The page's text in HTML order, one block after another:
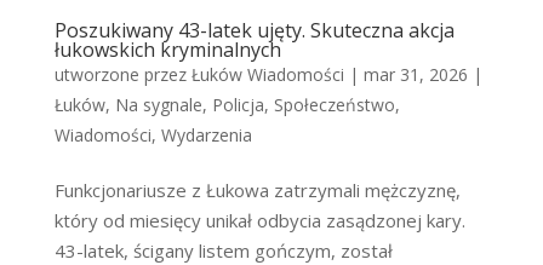
Poszukiwany 43-latek ujęty. Skuteczna akcja
łukowskich kryminalnych
utworzone przez Łuków Wiadomości | mar 31, 2026 |
Łuków, Na sygnale, Policja, Społeczeństwo,
Wiadomości, Wydarzenia
Funkcjonariusze z Łukowa zatrzymali mężczyznę,
który od miesięcy unikał odbycia zasądzonej kary.
43-latek, ścigany listem gończym, został